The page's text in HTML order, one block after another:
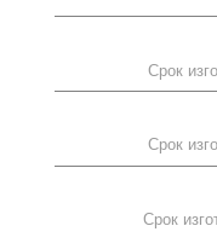
Срок
Срок
Срок